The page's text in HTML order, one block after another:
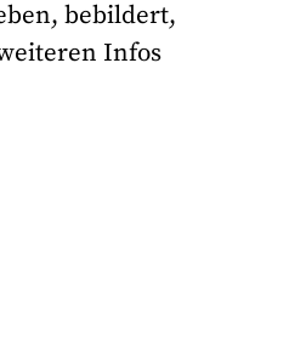
bebildert,
Infos